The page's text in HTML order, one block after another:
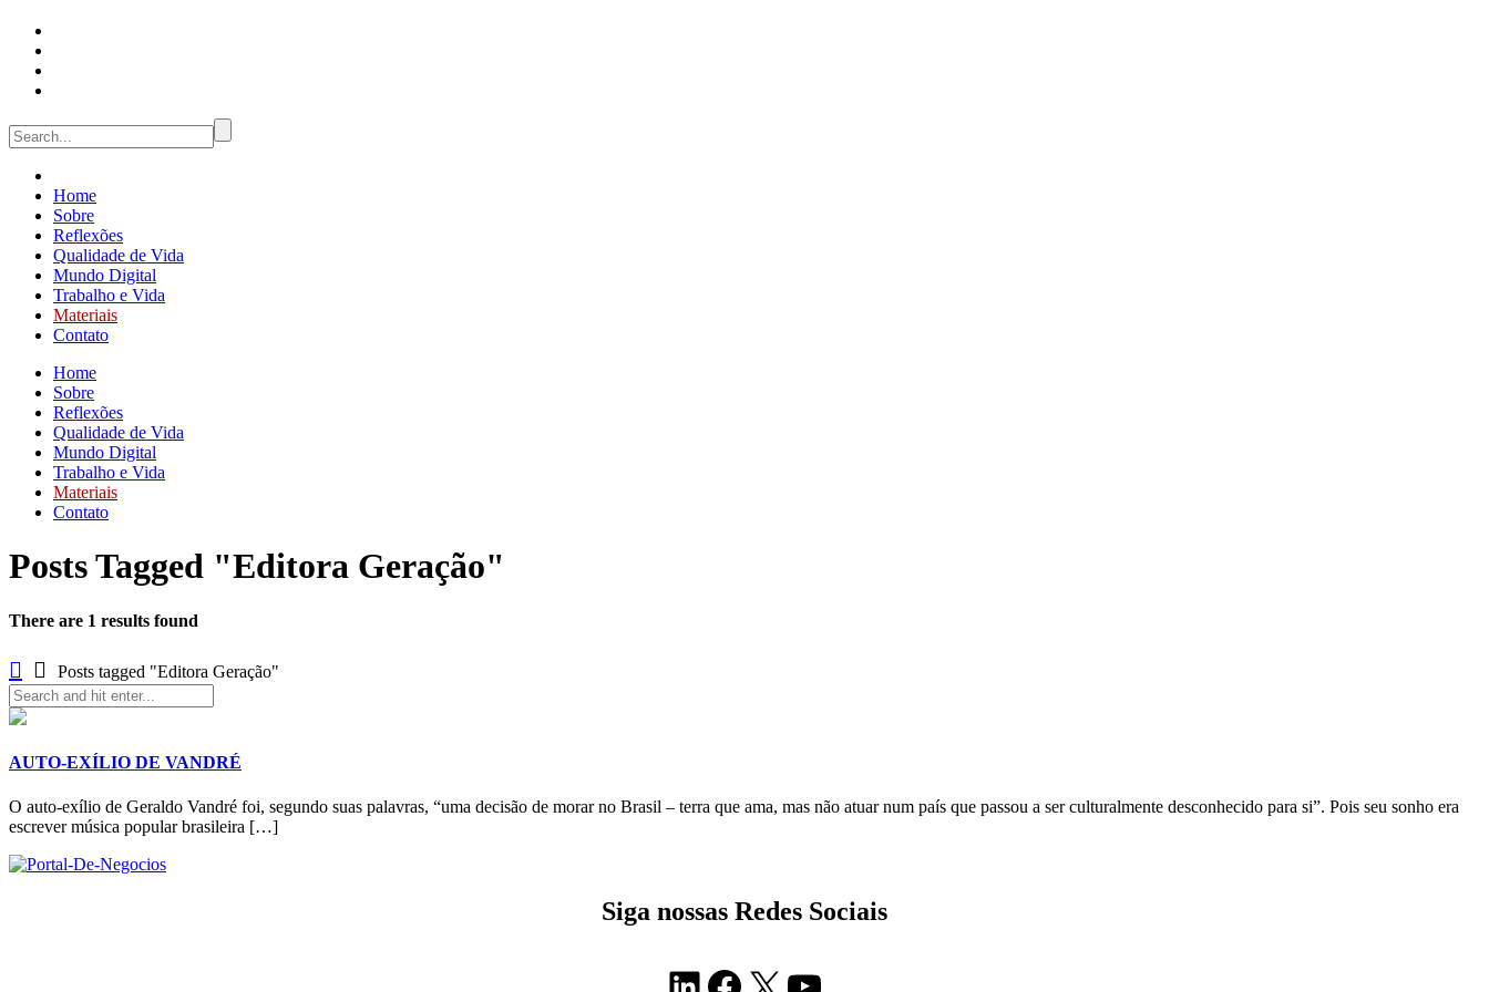
Home
Sobre
Reflexões
Qualidade de Vida
Mundo Digital
Trabalho e Vida
Materiais
Contato
Home
Sobre
Reflexões
Qualidade de Vida
Mundo Digital
Trabalho e Vida
Materiais
Contato
Posts Tagged "Editora Geração"
There are 1 results found
Posts tagged "Editora Geração"
AUTO-EXÍLIO DE VANDRÉ
O auto-exílio de Geraldo Vandré foi, segundo suas palavras, “uma decisão de morar no Brasil – terra que ama, mas não atuar num país que passou a ser culturalmente desconhecido para si”. Pois seu sonho era
escrever música popular brasileira […]
Siga nossas Redes Sociais